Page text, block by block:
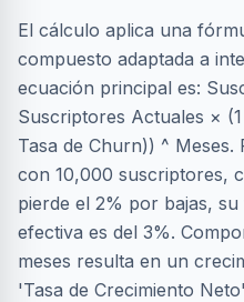
El cálculo aplica una
compuesto adaptada a
ecuación principal es:
Suscriptores Actuales ×
Tasa de Churn)) ^
con 10,000 suscriptores,
pierde el 2% por bajas,
efectiva es del 3%.
meses resulta en un
'Tasa de Crecimiento